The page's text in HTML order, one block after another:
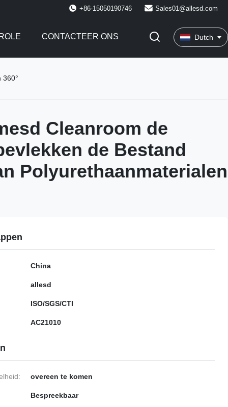
+86-15050190746 Sales01@allesd.com
CONTACTEER ONS Dutch
360°
Cleanroom de
de Bestand
Polyurethaanmaterialen
China
allesd
ISO/SGS/CTI
AC21010
overeen te komen
Bespreekbaar